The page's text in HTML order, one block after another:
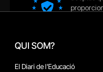
QUI SOM?
El Diari de l'Educació